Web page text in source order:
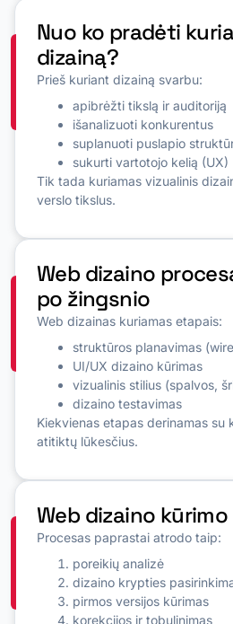
Nuo ko pradėti
dizainą?
Prieš kuriant dizainą svarbu:
apibrėžti tikslą ir auditoriją
išanalizuoti konkurentus
suplanuoti puslapio
sukurti vartotojo kelią (UX)
Tik tada kuriamas vizualinis
verslo tikslus.
Web dizaino
po žingsnio
Web dizainas kuriamas etapais:
struktūros planavimas
UI/UX dizaino kūrimas
vizualinis stilius (spalvos,
dizaino testavimas
Kiekvienas etapas derinamas su
atitiktų lūkesčius.
Web dizaino
Procesas paprastai atrodo taip:
poreikių analizė
dizaino krypties
pirmos versijos kūrimas
korekcijos ir tobulinimas